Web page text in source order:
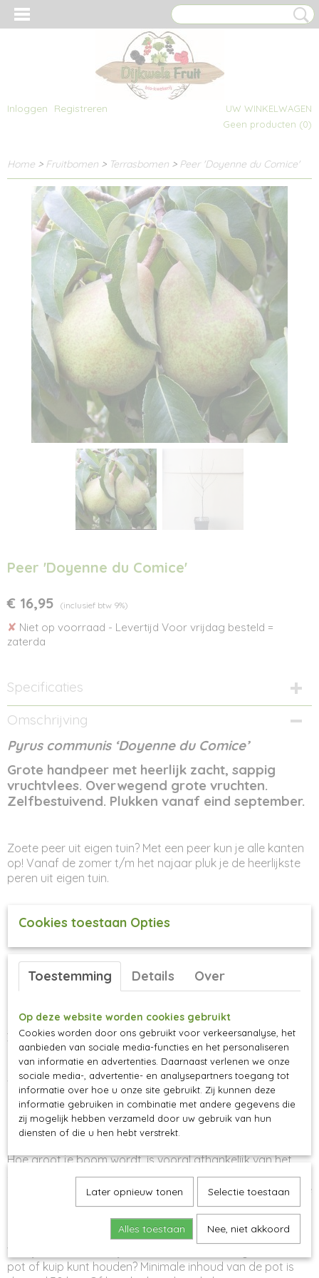
Inloggen Registreren
UW WINKELWAGEN
Geen producten (0)
Home > Fruitbomen > Terrasbomen > Peer 'Doyenne du Comice'
Peer 'Doyenne du Comice'
€ 16,95
(inclusief btw 9%)
✘ Niet op voorraad - Levertijd Voor vrijdag besteld =
zaterda
Specificaties
Productcode
42-33
Afmetingen (l,b,h)
Omschrijving
Pyrus communis ‘Doyenne du Comice’
Grote handpeer met heerlijk zacht, sappig
vruchtvlees. Overwegend grote vruchten.
Zelfbestuivend. Plukken vanaf eind september.
Zoete peer uit eigen tuin? Met een peer kun je alle kanten
op! Vanaf de zomer t/m het najaar pluk je de heerlijkste
peren uit eigen tuin.
Fruitbomen houden van een zonnige plek in de tuin, maar
Krijgt de boom veel wind te verduren op de plek die je in
gedachten hebt? Zet er dan voor de zekerheid een
boompaal bij. In principe zijn de bomen geënt op een vrij
noodzakelijk is. Graaf een ruim plantgat, ongeveer
30x30x30 cm. Meng een deel van de losse grond met
(mest)compost of goed verteerde bladaarde. Plant de
boom en let erop dat de entpunt, te herkennen aan de
verdikking in de stam, boven de grond blijft. Geef je boom
ook lekker water te drinken, en herhaal dit na een paar
dagen.
Hoe groot wordt de boom?
Hoe groot je boom wordt, is vooral afhankelijk van het
snoeien en uitbuigen. Maar gemiddeld kun je uitgaan van
een cirkel met een diameter van 2 meter voor een gewone
boom en 1 meter voor een terrasboom.
Wist je trouwens dat je een terrasboom ook goed in een
pot of kuip kunt houden? Minimale inhoud van de pot is
Cookies toestaan Opties
Toestemming Details Over
Op deze website worden cookies gebruikt
Cookies worden door ons gebruikt voor verkeersanalyse, het
aanbieden van sociale media-functies en het personaliseren
van informatie en advertenties. Daarnaast verlenen we onze
sociale media-, advertentie- en analysepartners toegang tot
informatie over hoe u onze site gebruikt. Zij kunnen deze
informatie gebruiken in combinatie met andere gegevens die
zij mogelijk hebben verzameld door uw gebruik van hun
diensten of die u hen hebt verstrekt.
Later opnieuw tonen Selectie toestaan
Alles toestaan Nee, niet akkoord